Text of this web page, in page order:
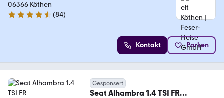
06366 Köthen
4.3 Sterne
(84)
Kontakt Parken
Gesponsert
Seat Alhambra 1.4 TSI FR